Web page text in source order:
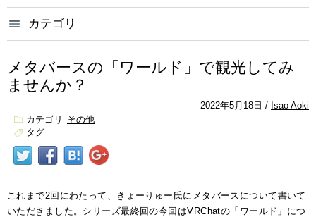
つながる世界の歩き方とは？
個人情報保護方針
カテゴリ
いじめ
犯罪
個人情報漏洩
悪評
依存
調査データ
メタバースの「ワールド」で観光してみ
ませんか？
2022年5月18日
Isao Aoki
カテゴリ
その他
タグ
これまで2回にわたって、きょーりゅー氏にメタバースについて書いて
いただきました。シリーズ最終回の今回はVRChatの「ワールド」につ